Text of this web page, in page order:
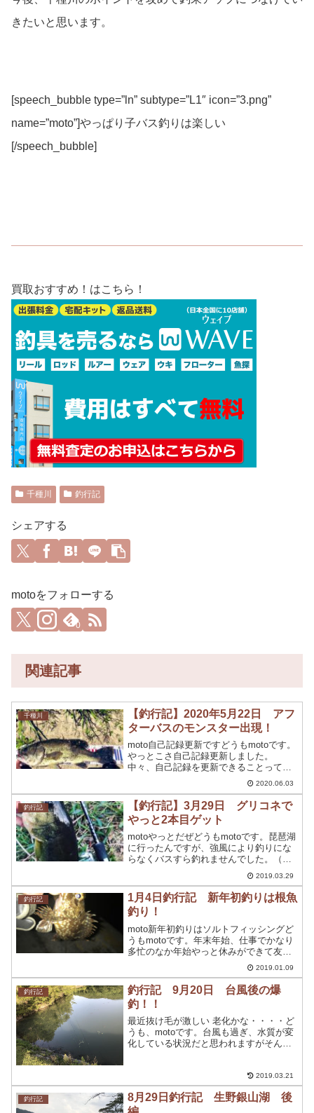
きたいと思います。
[speech_bubble type=”ln” subtype=”L1″ icon=”3.png”
name=”moto”]やっぱり子バス釣りは楽しい
[/speech_bubble]
買取おすすめ！はこちら！
千種川 釣行記
シェアする
motoをフォローする
0
関連記事
千種川
【釣行記】2020年5月22日 アフ
ターバスのモンスター出現！
moto自己記録更新ですどうもmotoです。
やっとこさ自己記録更新しました。
中々、自己記録を更新できることって琵
琶湖行ったりとか、池原ダムに行ったり
とかしない限り無理かなと思っていまし
たがこんな身近なところで自己記録更新
するとは思っていませ...
2020.06.03
釣行記
【釣行記】3月29日 グリコネで
やっと2本目ゲット
motoやっとだぜどうもmotoです。琵琶湖
に行ったんですが、強風により釣りにな
らなくバスすら釣れませんでした。（琵
琶湖の記事書いてない）下手くそなんで
すよ！知ってますよ！まぁ、言い訳とし
ては、強風ってことにしときましょ。み
んな琵琶湖に夢を...
2019.03.29
釣行記
1月4日釣行記 新年初釣りは根魚
釣り！
moto新年初釣りはソルトフィッシングど
うもmotoです。年末年始、仕事でかなり
多忙のなか年始やっと休みができて友人
３人と釣りに行く機会ができました。ま
さかのメバリングに挑戦することに。し
かも、なぜかメバリングの仕掛けを持っ
ていたのでそのま...
2019.01.09
釣行記
釣行記 9月20日 台風後の爆
釣！！
最近抜け毛が激しい 老化かな・・・・ど
うも、motoです。台風も過ぎ、水質が変
化している状況だと思われますがそんな
前釣行したことのある場所。以前、夏に
行った時はかなりの...
2019.03.21
釣行記
8月29日釣行記 生野銀山湖 後